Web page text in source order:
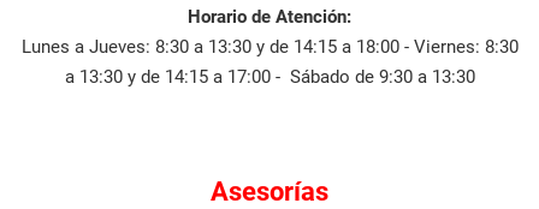
Horario de Atención:
Lunes a Jueves: 8:30 a 13:30 y de 14:15 a 18:00 - Viernes: 8:30
a 13:30 y de 14:15 a 17:00 - Sábado de 9:30 a 13:30
Asesorías